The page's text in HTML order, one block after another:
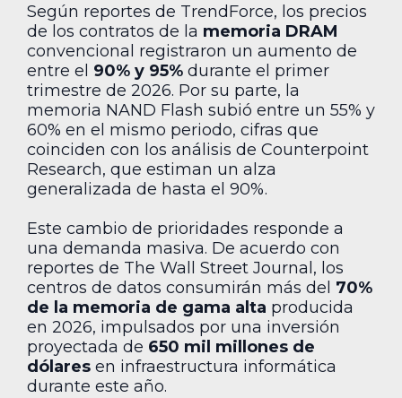
Según reportes de TrendForce, los precios
de los contratos de la memoria DRAM
convencional registraron un aumento de
entre el 90% y 95% durante el primer
trimestre de 2026. Por su parte, la
memoria NAND Flash subió entre un 55% y
60% en el mismo periodo, cifras que
coinciden con los análisis de Counterpoint
Research, que estiman un alza
generalizada de hasta el 90%.
Este cambio de prioridades responde a
una demanda masiva. De acuerdo con
reportes de The Wall Street Journal, los
centros de datos consumirán más del 70%
de la memoria de gama alta producida
en 2026, impulsados por una inversión
proyectada de 650 mil millones de
dólares en infraestructura informática
durante este año.